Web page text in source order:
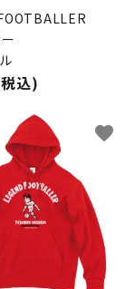
込)
favorite